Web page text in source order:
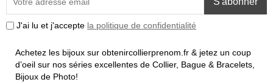
J'ai lu et j'accepte la politique de confidentialité
Achetez les bijoux sur obtenircollierprenom.fr & jetez un coup
d’oeil sur nos séries excellentes de Collier, Bague & Bracelets,
Bijoux de Photo!